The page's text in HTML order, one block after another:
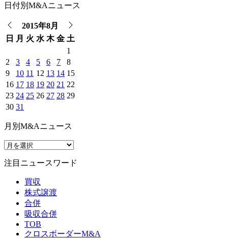
日付別M&Aニュース
2015年8月
日
月 火 水 木 金 土
1
2
3 4 5 6 7
8
9
10 11 12 13 14 15
16 17 18 19 20 21 22
23 24 25 26 27 28 29
30 31
月別M&Aニュース
注目ニュースワード
買収
株式譲渡
合併
吸収合併
TOB
クロスボーダーM&A